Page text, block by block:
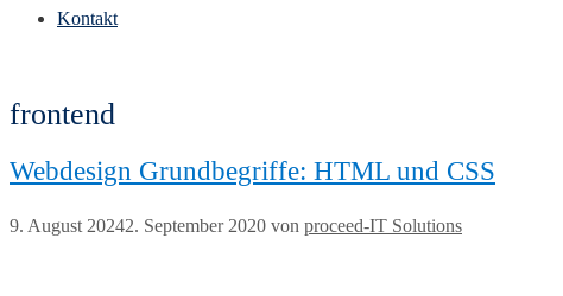
Kontakt
frontend
Webdesign Grundbegriffe: HTML und CSS
9. August 20242. September 2020 von proceed-IT Solutions